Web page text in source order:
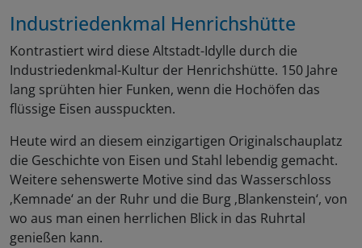
Industriedenkmal Henrichshütte
Kontrastiert wird diese Altstadt-Idylle durch die
Industriedenkmal-Kultur der Henrichshütte. 150 Jahre
lang sprühten hier Funken, wenn die Hochöfen das
flüssige Eisen ausspuckten.
Heute wird an diesem einzigartigen Originalschauplatz
die Geschichte von Eisen und Stahl lebendig gemacht.
Weitere sehenswerte Motive sind das Wasserschloss
‚Kemnade‘ an der Ruhr und die Burg ‚Blankenstein‘, von
wo aus man einen herrlichen Blick in das Ruhrtal
genießen kann.